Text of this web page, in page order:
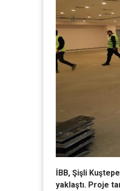
İBB, Şişli
yaklaştı. Proje